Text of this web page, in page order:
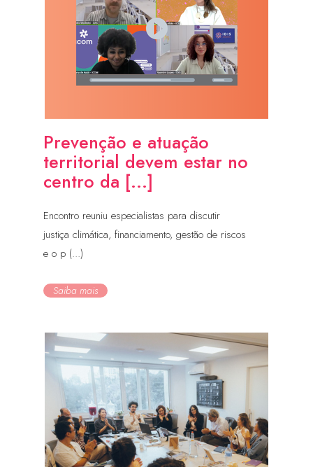
Prevenção e atuação
territorial devem estar no
centro da [...]
Encontro reuniu especialistas para discutir
justiça climática, financiamento, gestão de riscos
e o p (...)
Saiba mais